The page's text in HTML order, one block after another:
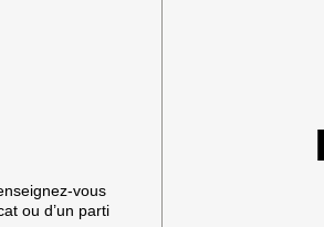
vous
ou d’un parti